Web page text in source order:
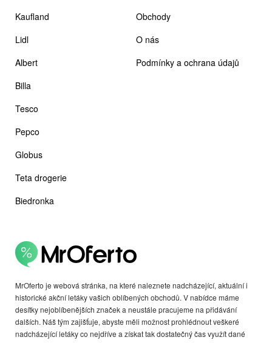
MrOferto je webová stránka, na které naleznete nadcházející, aktuální i
historické akční letáky vašich oblíbených obchodů. V nabídce máme
desítky nejoblíbenějších značek a neustále pracujeme na přidávání
dalších. Náš tým zajišťuje, abyste měli možnost prohlédnout veškeré
nadcházející letáky co nejdříve a získat tak dostatečný čas využít dané
Kaufland
Lidl
Albert
Billa
Tesco
Pepco
Globus
Teta drogerie
Biedronka
Obchody
O nás
Podmínky a ochrana údajů